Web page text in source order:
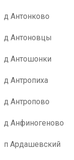
д Антонково
д Антоновцы
д Антошонки
д Антропиха
д Антропово
д Анфиногеново
п Ардашевский